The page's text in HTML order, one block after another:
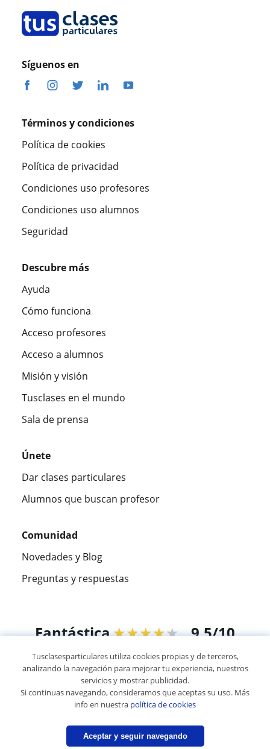
Síguenos en
Términos y condiciones
Política de cookies
Política de privacidad
Condiciones uso profesores
Condiciones uso alumnos
Seguridad
Descubre más
Ayuda
Cómo funciona
Acceso profesores
Acceso a alumnos
Misión y visión
Tusclases en el mundo
Sala de prensa
Únete
Dar clases particulares
Alumnos que buscan profesor
Comunidad
Novedades y Blog
Preguntas y respuestas
Fantástica★★★★★ 9,5/10
305915opiniones de alumnos
© 2007 - 2026 Tusclasesparticulares.com.ec
Mapa web:Profesores particulares
Tusclasesparticulares utiliza cookies propias y de terceros,
analizando la navegación para mejorar tu experiencia, nuestros
servicios y mostrar publicidad.
Si continuas navegando, consideramos que aceptas su uso. Más
info en nuestra política de cookies
Aceptar y seguir navegando